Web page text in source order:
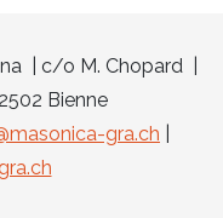
| c/o M. Chopard |
Bienne
gra.ch